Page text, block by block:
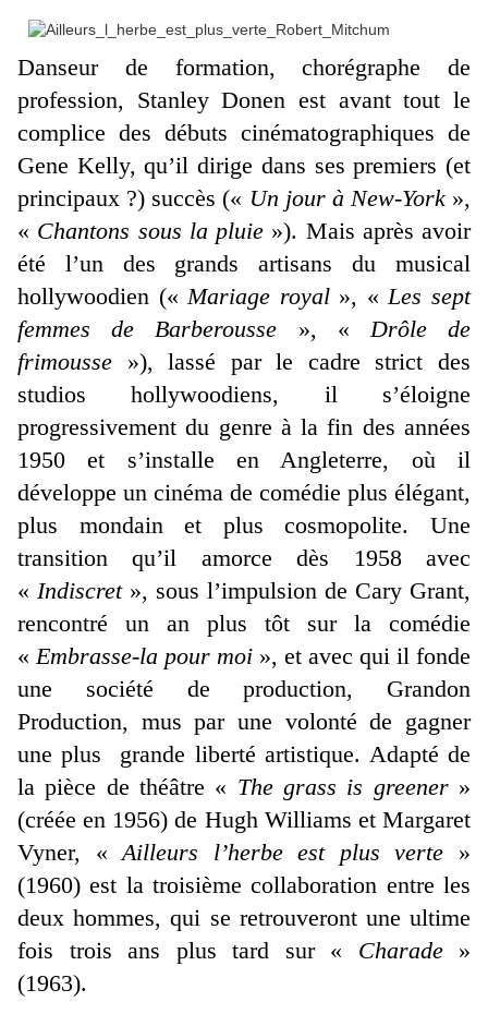
Danseur de formation, chorégraphe de
profession, Stanley Donen est avant tout le
complice des débuts cinématographiques de
Gene Kelly, qu’il dirige dans ses premiers (et
principaux ?) succès (« Un jour à New-York»,
« Chantons sous la pluie »). Mais après avoir
été l’un des grands artisans du musical
hollywoodien («Mariage royal», «Les sept
femmes de Barberousse », «Drôle de
frimousse »), lassé par le cadre strict des
studios hollywoodiens, il s’éloigne
progressivement du genre à la fin des années
1950 et s’installe en Angleterre, où il
développe un cinéma de comédie plus élégant,
plus mondain et plus cosmopolite. Une
transition qu’il amorce dès 1958 avec
« Indiscret», sous l’impulsion de Cary Grant,
rencontré un an plus tôt sur la comédie
«Embrasse-la pour moi », et avec qui il fonde
une société de production, Grandon
Production, mus par une volonté de gagner
une plus grande liberté artistique. Adapté de
la pièce de théâtre « The grass is greener»
(créée en 1956) de Hugh Williams et Margaret
Vyner, «Ailleurs l’herbe est plus verte »
(1960) est la troisième collaboration entre les
deux hommes, qui se retrouveront une ultime
fois trois ans plus tard sur « Charade»
(1963).